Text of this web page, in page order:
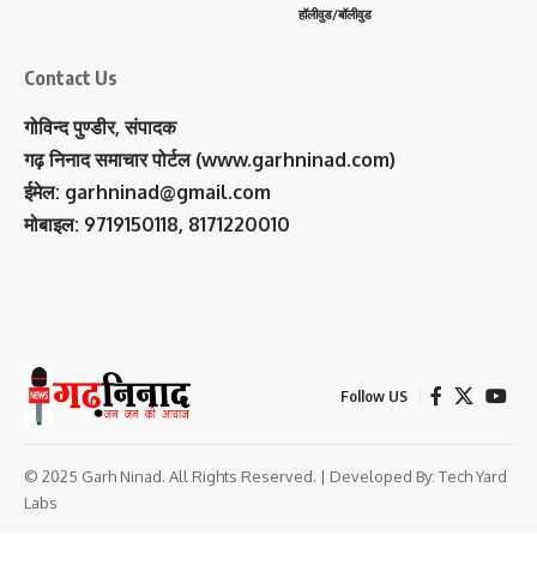
हॉलीवुड/बॉलीवुड
Contact Us
गोविन्द पुण्डीर, संपादक
गढ़ निनाद समाचार पोर्टल (www.garhninad.com)
ईमेल: garhninad@gmail.com
मोबाइल: 9719150118, 8171220010
Follow US
© 2025 Garh Ninad. All Rights Reserved. | Developed By: Tech Yard
Labs